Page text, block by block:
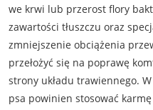
we krwi lub przerost flory
zawartości tłuszczu oraz
zmniejszenie obciążenia
przełożyć się na poprawę
strony układu trawiennego.
psa powinien stosować